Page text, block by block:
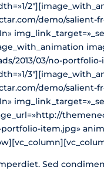
demo/salient-
2013/03/no-
demo/salient-
item.jpg»
Sed